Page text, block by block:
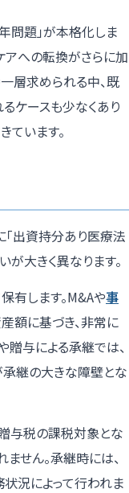
問題」が本格化しま
アへの転換がさらに加
層求められる中、既
ケースも少なくあり
ています。
出資持分あり医療法
大きく異なります。
有します。M&Aや事
額に基づき、非常に
贈与による承継では、
継の大きな障壁とな
与税の課税対象とな
せん。承継時には、
況によって行われま